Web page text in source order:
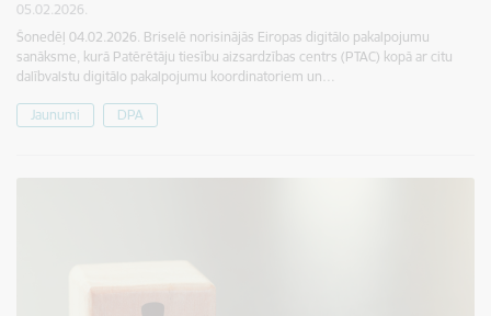
05.02.2026.
Šonedēļ 04.02.2026. Briselē norisinājās Eiropas digitālo pakalpojumu
sanāksme, kurā Patērētāju tiesību aizsardzības centrs (PTAC) kopā ar citu
dalībvalstu digitālo pakalpojumu koordinatoriem un…
Jaunumi DPA